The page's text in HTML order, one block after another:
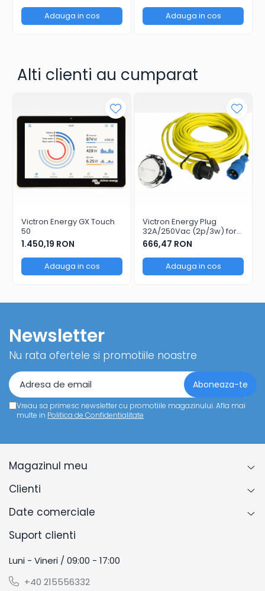
Adauga in cos Adauga in cos
Alti clienti au cumparat
Victron Energy GX Touch
50
1.450,19 RON
Adauga in cos
Victron Energy Plug
32A/250Vac (2p/3w) for
Power Inlet 32A
666,47 RON
Adauga in cos
Newsletter
Nu rata ofertele si promotiile noastre
Vreau sa primesc newsletter cu promotiile magazinului. Afla mai
multe in Politica de Confidentialitate
Magazinul meu
Clienti
Date comerciale
Suport clienti
Luni - Vineri / 09:00 - 17:00
+40 215556332